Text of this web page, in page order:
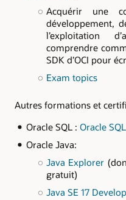
Acquérir une
développement,
l’exploitation
comprendre
SDK d’OCI pour
Exam topics
Autres formations et
Oracle SQL : Oracle
Oracle Java:
Java Explorer
gratuit)
Java SE 17